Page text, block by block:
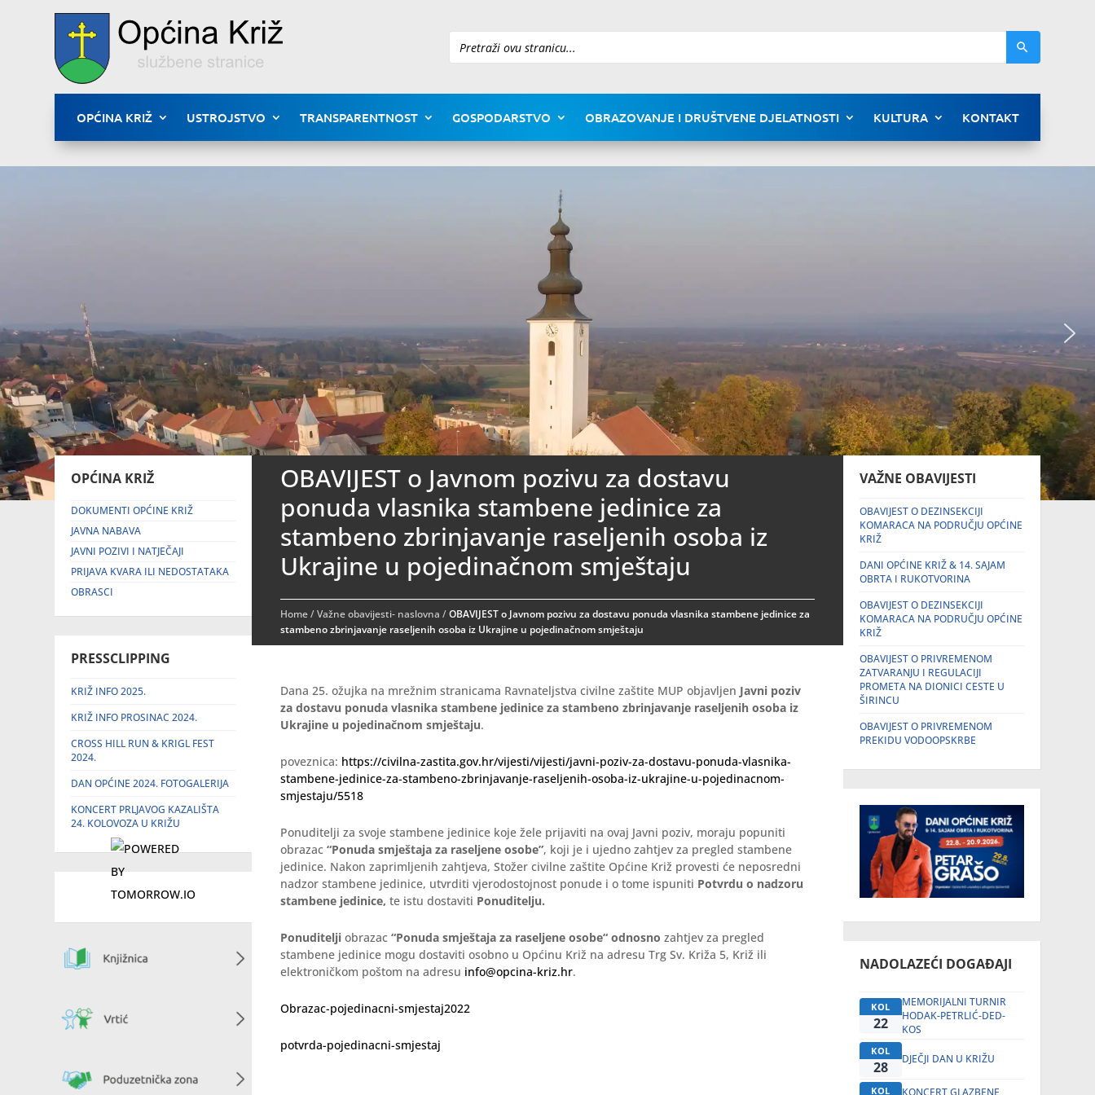
Pretraži
OPĆINA KRIŽ USTROJSTVO TRANSPARENTNOST GOSPODARSTVO OBRAZOVANJE I DRUŠTVENE DJELATNOSTI KULTURA KONTAKT
OPĆINA KRIŽ
DOKUMENTI OPĆINE KRIŽ
JAVNA NABAVA
JAVNI POZIVI I NATJEČAJI
PRIJAVA KVARA ILI NEDOSTATAKA
OBRASCI
PRESSCLIPPING
KRIŽ INFO 2025.
KRIŽ INFO PROSINAC 2024.
CROSS HILL RUN & KRIGL FEST
2024.
DAN OPĆINE 2024. FOTOGALERIJA
KONCERT PRLJAVOG KAZALIŠTA
24. KOLOVOZA U KRIŽU
OBAVIJEST o Javnom pozivu za dostavu
ponuda vlasnika stambene jedinice za
stambeno zbrinjavanje raseljenih osoba iz
Ukrajine u pojedinačnom smještaju
Home/Važne obavijesti- naslovna /OBAVIJEST o Javnom pozivu za dostavu ponuda vlasnika stambene jedinice za
stambeno zbrinjavanje raseljenih osoba iz Ukrajine u pojedinačnom smještaju
Dana 25. ožujka na mrežnim stranicama Ravnateljstva civilne zaštite MUP objavljen Javni poziv
za dostavu ponuda vlasnika stambene jedinice za stambeno zbrinjavanje raseljenih osoba iz
Ukrajine u pojedinačnom smještaju.
poveznica: https://civilna-zastita.gov.hr/vijesti/vijesti/javni-poziv-za-dostavu-ponuda-vlasnika-
stambene-jedinice-za-stambeno-zbrinjavanje-raseljenih-osoba-iz-ukrajine-u-pojedinacnom-
smjestaju/5518
Ponuditelji za svoje stambene jedinice koje žele prijaviti na ovaj Javni poziv, moraju popuniti
obrazac“Ponuda smještaja za raseljene osobe”, koji je i ujedno zahtjev za pregled stambene
jedinice. Nakon zaprimljenih zahtjeva, Stožer civilne zaštite Općine Križ provesti će neposredni
nadzor stambene jedinice, utvrditi vjerodostojnost ponude i o tome ispuniti Potvrdu o nadzoru
stambene jedinice, te istu dostaviti Ponuditelju.
Ponuditeljiobrazac“Ponuda smještaja za raseljene osobe“ odnosnozahtjev za pregled
stambene jedinice mogu dostaviti osobno u Općinu Križ na adresu Trg Sv. Križa 5, Križ ili
elektroničkom poštom na adresu info@opcina-kriz.hr.
Obrazac-pojedinacni-smjestaj2022
potvrda-pojedinacni-smjestaj
VAŽNE OBAVIJESTI
OBAVIJEST O DEZINSEKCIJI
KOMARACA NA PODRUČJU OPĆINE
KRIŽ
DANI OPĆINE KRIŽ & 14. SAJAM
OBRTA I RUKOTVORINA
OBAVIJEST O DEZINSEKCIJI
KOMARACA NA PODRUČJU OPĆINE
KRIŽ
OBAVIJEST O PRIVREMENOM
ZATVARANJU I REGULACIJI
PROMETA NA DIONICI CESTE U
ŠIRINCU
OBAVIJEST O PRIVREMENOM
PREKIDU VODOOPSKRBE
NADOLAZEĆI DOGAĐAJI
KOL
22
MEMORIJALNI TURNIR
HODAK-PETRLIĆ-DED-
KOS
KOL
28 DJEČJI DAN U KRIŽU
KOL
KONCERT GLAZBENE